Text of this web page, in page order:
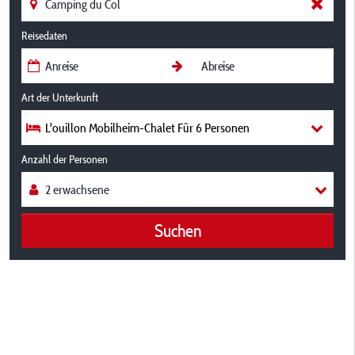
Reisedaten
Art der Unterkunft
L'ouillon Mobilheim-Chalet Für 6 Personen
Anzahl der Personen
Suchen